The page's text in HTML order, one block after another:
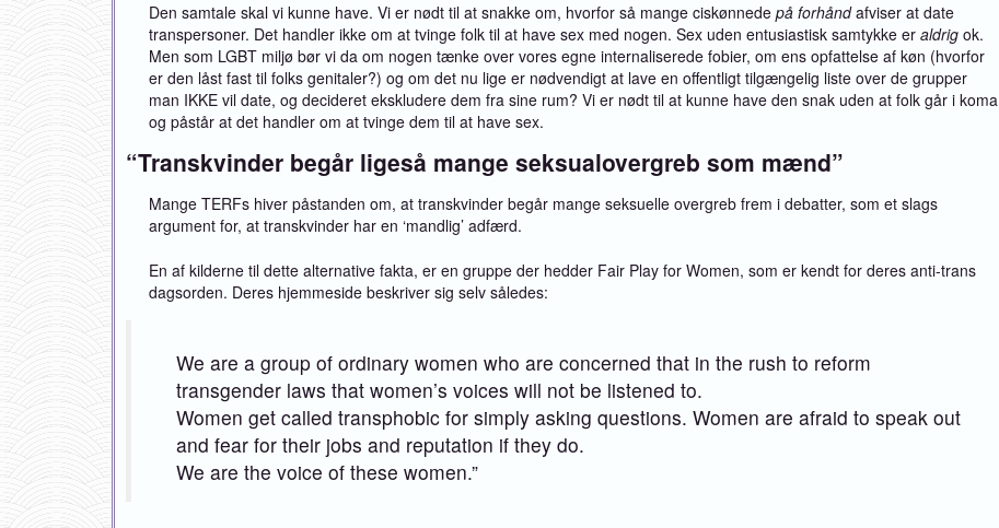
Den samtale skal vi kunne have. Vi er nødt til at snakke om, hvorfor så mange ciskønnedepå forhåndafviser at date
transpersoner. Det handler ikke om at tvinge folk til at have sex med nogen. Sex uden entusiastisk samtykke eraldrigok.
Men som LGBT miljø bør vi da om nogen tænke over vores egne internaliserede fobier, om ens opfattelse af køn (hvorfor
er den låst fast til folks genitaler?) og om det nu lige er nødvendigt at lave en offentligt tilgængelig liste over de grupper
man IKKE vil date, og decideret ekskludere dem fra sine rum? Vi er nødt til at kunne have den snak uden at folk går i koma
og påstår at det handler om at tvinge dem til at have sex.
“Transkvinder begår ligeså mange seksualovergreb som mænd”
Mange TERFs hiver påstanden om, at transkvinder begår mange seksuelle overgreb frem i debatter, som et slags
argument for, at transkvinder har en ‘mandlig’ adfærd.
En af kilderne til dette alternative fakta, er en gruppe der hedder Fair Play for Women, som er kendt for deres anti-trans
dagsorden. Deres hjemmeside beskriver sig selv således:
We are a group of ordinary women who are concerned that in the rush to reform
transgender laws that women’s voices will not be listened to.
Women get called transphobic for simply asking questions. Women are afraid to speak out
and fear for their jobs and reputation if they do.
We are the voice of these women.”